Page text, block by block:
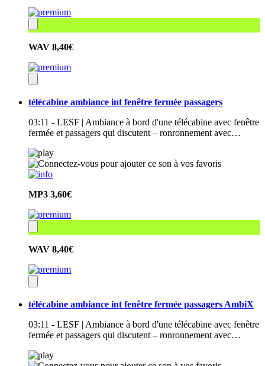
WAV 8,40€
télécabine ambiance int fenêtre fermée passagers
03:11 - LESF | Ambiance à bord d'une télécabine avec fenêtre
fermée et passagers qui discutent – ronronnement avec…
MP3 3,60€
WAV 8,40€
télécabine ambiance int fenêtre fermée passagers AmbiX
03:11 - LESF | Ambiance à bord d'une télécabine avec fenêtre
fermée et passagers qui discutent – ronronnement avec…